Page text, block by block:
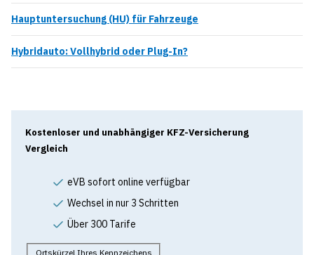
Hauptuntersuchung (HU) für Fahrzeuge
Hybridauto: Vollhybrid oder Plug-In?
Kostenloser und unabhängiger KFZ-Versicherung
Vergleich
eVB sofort online verfügbar
Wechsel in nur 3 Schritten
Über 300 Tarife
Ortskürzel Ihres Kennzeichens